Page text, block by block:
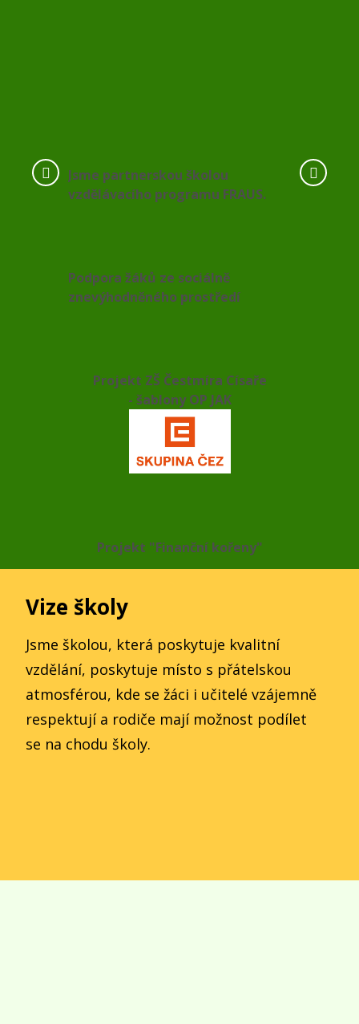
Jsme partnerskou školou
vzdělávacího programu FRAUS.
Podpora žáků ze sociálně
znevýhodněného prostředí
Projekt ZŠ Čestmíra Císaře
- šablony OP JAK
Projekt "Finanční kořeny"
Vize školy
Jsme školou, která poskytuje kvalitní
vzdělání, poskytuje místo s přátelskou
atmosférou, kde se žáci i učitelé vzájemně
respektují a rodiče mají možnost podílet
se na chodu školy.